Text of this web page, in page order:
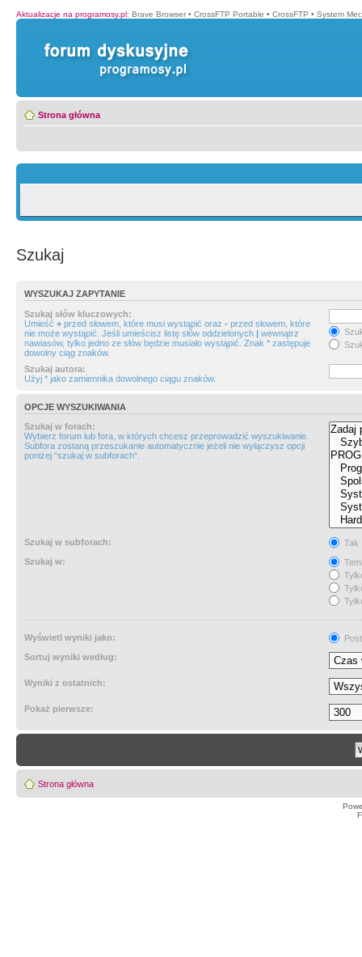
Aktualizacje na programosy.pl: Brave Browser • CrossFTP Portable • CrossFTP • System
Strona główna
Szukaj
WYSZUKAJ ZAPYTANIE
Szukaj słów kluczowych:
Umieść + przed słowem, które musi wystąpić oraz - przed słowem, które
nie może wystąpić. Jeśli umieścisz listę słów oddzielonych | wewnątrz
nawiasów, tylko jedno ze słów będzie musiało wystąpić. Znak * zastępuje
dowolny ciąg znaków.
Szukaj autora:
Użyj * jako zamiennika dowolnego ciągu znaków.
OPCJE WYSZUKIWANIA
Szukaj w forach:
Wybierz forum lub fora, w których chcesz przeprowadzić wyszukiwanie.
Subfora zostaną przeszukanie automatycznie jeżeli nie wyłączysz opcji
poniżej “szukaj w subforach“.
Szukaj w subforach:
Tak
Szukaj w:
Wyświetl wyniki jako:
Sortuj wyniki według:
Wyniki z ostatnich:
Pokaż pierwsze:
Strona główna